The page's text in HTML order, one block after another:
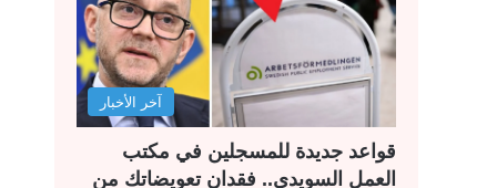
آخر الأخبار
قواعد جديدة للمسجلين في مكتب
العمل السويدي.. فقدان تعويضاتك من